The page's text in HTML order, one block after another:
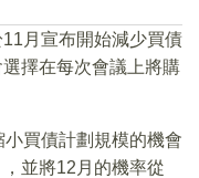
月宣布開始減少買債
擇在每次會議上將購
買債計劃規模的機會
並將12月的機率從